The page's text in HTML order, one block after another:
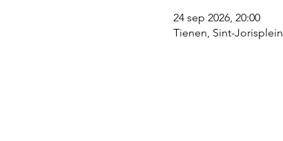
24 sep 2026, 20:00
Tienen, Sint-Jorisplein